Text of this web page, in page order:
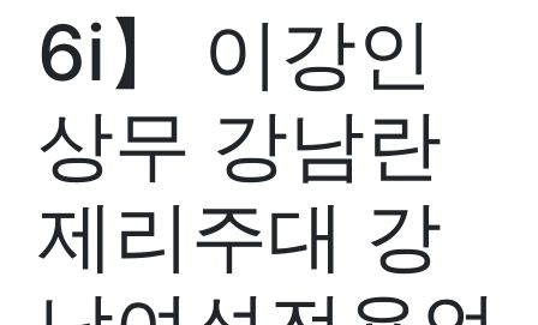
6i】 이강인
상무 강남란
제리주대 강